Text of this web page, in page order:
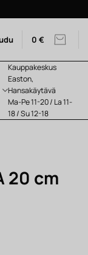
0 €
Kauppakeskus
Easton,
Hansakäytävä
Ma-Pe 11-20 / La 11-
18 / Su 12-18
20 cm